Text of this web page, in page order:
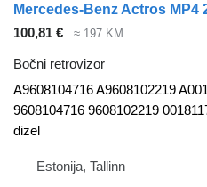
100,81 € ≈ 197 KM
Bočni retrovizor
A9608104716 A9608102219
9608104716 9608102219
dizel
Estonija, Tallinn